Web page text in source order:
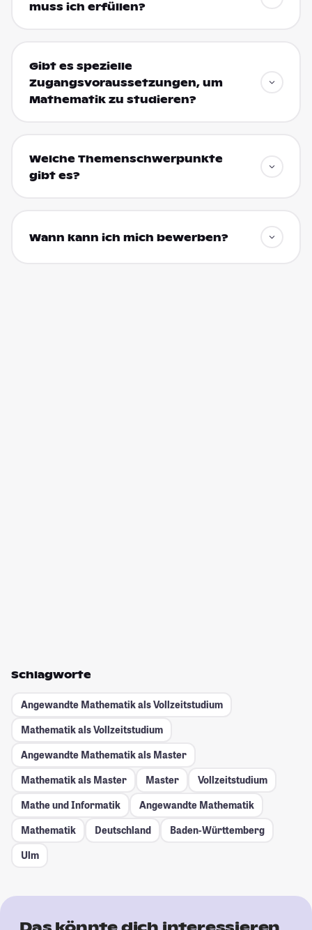
muss ich erfüllen?
Gibt es spezielle
Zugangsvoraussetzungen, um
Mathematik zu studieren?
Welche Themenschwerpunkte
gibt es?
Wann kann ich mich bewerben?
Schlagworte
Angewandte Mathematik als Vollzeitstudium
Mathematik als Vollzeitstudium
Angewandte Mathematik als Master
Mathematik als Master
Master
Vollzeitstudium
Mathe und Informatik
Angewandte Mathematik
Mathematik
Deutschland
Baden-Württemberg
Ulm